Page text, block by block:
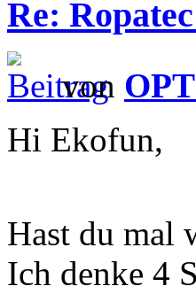
Re:
von
Hi Ekofun,
Hast du mal
Ich denke 4